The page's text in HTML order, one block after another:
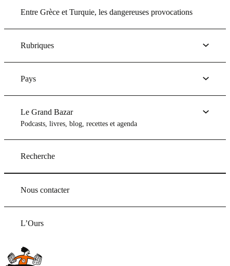
Entre Grèce et Turquie, les dangereuses provocations
Rubriques
Pays
Le Grand Bazar
Podcasts, livres, blog, recettes et agenda
Recherche
Nous contacter
L’Ours